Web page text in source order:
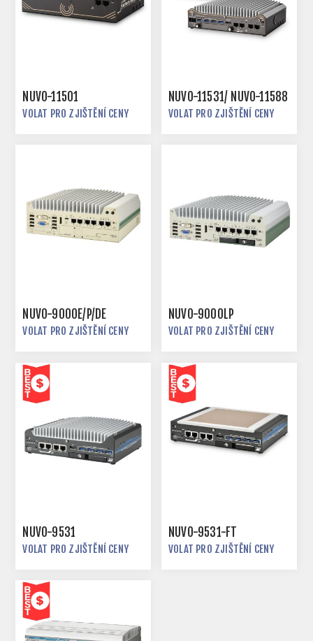
NUVO-11501
VOLAT PRO ZJIŠTĚNÍ CENY
NUVO-11531/ NUVO-11588
VOLAT PRO ZJIŠTĚNÍ CENY
NUVO-9000E/P/DE
VOLAT PRO ZJIŠTĚNÍ CENY
NUVO-9000LP
VOLAT PRO ZJIŠTĚNÍ CENY
NUVO-9531
VOLAT PRO ZJIŠTĚNÍ CENY
NUVO-9531-FT
VOLAT PRO ZJIŠTĚNÍ CENY